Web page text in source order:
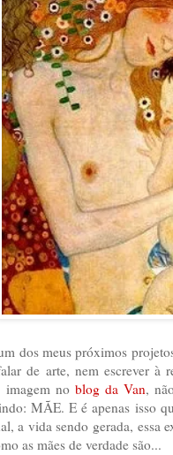
dos meus próximos
de arte, nem escrever à
imagem no blog da Van,
MÃE. E é apenas isso
a vida sendo gerada, essa
as mães de verdade são...